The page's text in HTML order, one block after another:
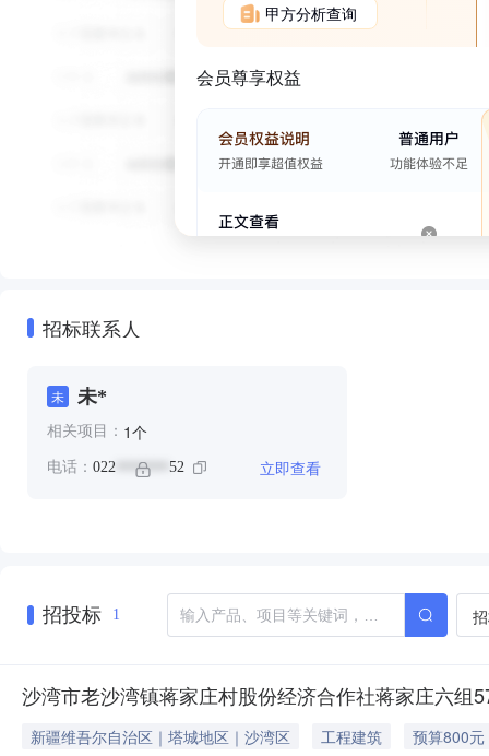
甲方分析查询
会员尊享权益
招标联系人
未 未*
相关项目： 1个
电话： 022 ******* 52 立即查看
招投标 1
沙湾市老沙湾镇蒋家庄村股份经济合作社蒋家庄六组
新疆维吾尔自治区｜塔城地区｜沙湾区 工程建筑
预算800元